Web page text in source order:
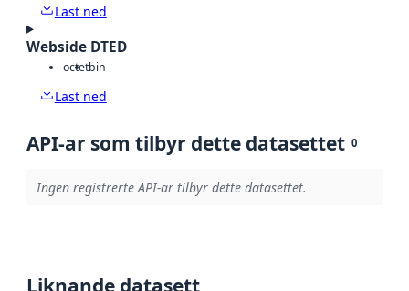
Last ned
Webside DTED
octetbin
Last ned
API-ar som tilbyr dette datasettet 0
Ingen registrerte API-ar tilbyr dette datasettet.